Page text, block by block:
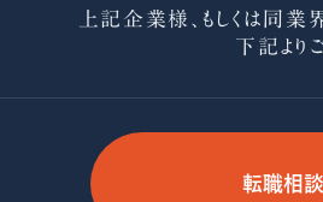
上記企業様、もしくは同業
下記より
転職相談